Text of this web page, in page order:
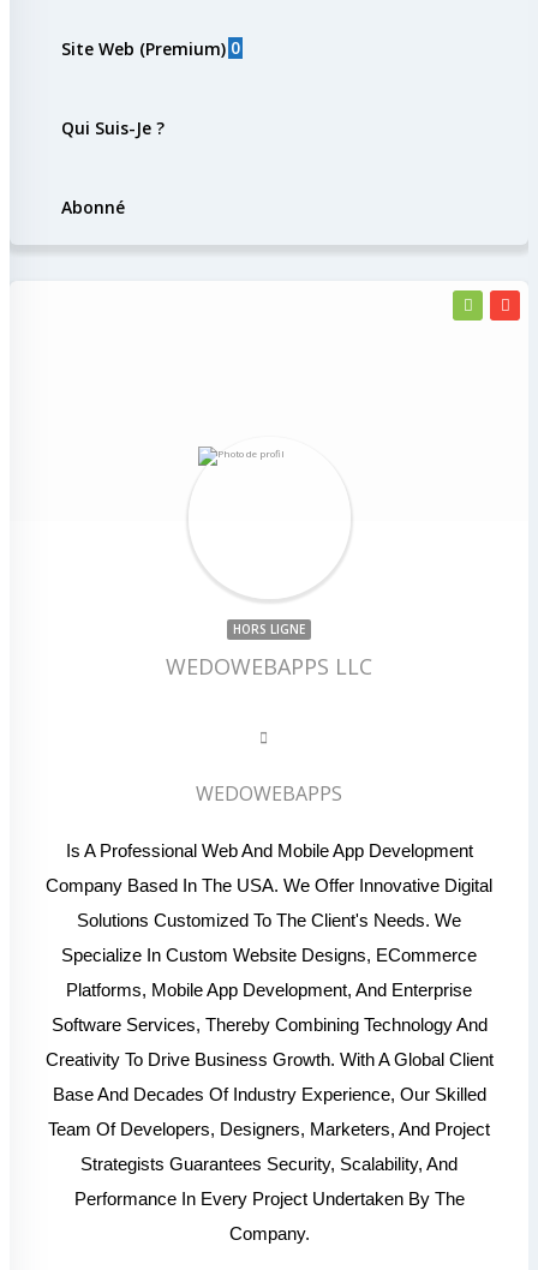
Site Web (Premium) 0
Qui Suis-Je ?
Abonné
HORS LIGNE
WEDOWEBAPPS LLC
WEDOWEBAPPS
Is A Professional Web And Mobile App Development
Company Based In The USA. We Offer Innovative Digital
Solutions Customized To The Client's Needs. We
Specialize In Custom Website Designs, ECommerce
Platforms, Mobile App Development, And Enterprise
Software Services, Thereby Combining Technology And
Creativity To Drive Business Growth. With A Global Client
Base And Decades Of Industry Experience, Our Skilled
Team Of Developers, Designers, Marketers, And Project
Strategists Guarantees Security, Scalability, And
Performance In Every Project Undertaken By The
Company.